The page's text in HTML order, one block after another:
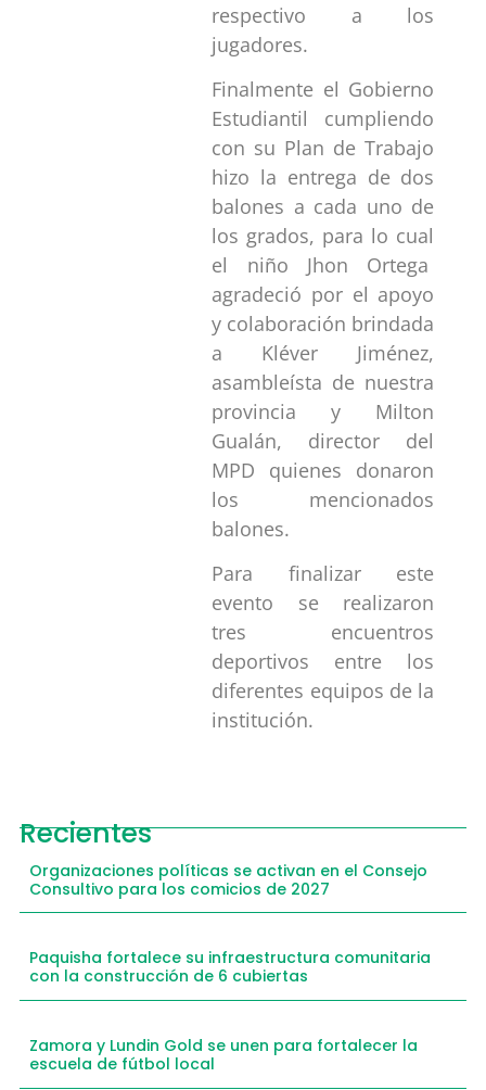
respectivo a los
jugadores.
Finalmente el Gobierno
Estudiantil cumpliendo
con su Plan de Trabajo
hizo la entrega de dos
balones a cada uno de
los grados, para lo cual
el niño Jhon Ortega
agradeció por el apoyo
y colaboración brindada
a Kléver Jiménez,
asambleísta de nuestra
provincia y Milton
Gualán, director del
MPD quienes donaron
los mencionados
balones.
Para finalizar este
evento se realizaron
tres encuentros
deportivos entre los
diferentes equipos de la
institución.
Recientes
Organizaciones políticas se activan en el Consejo
Consultivo para los comicios de 2027
Paquisha fortalece su infraestructura comunitaria
con la construcción de 6 cubiertas
Zamora y Lundin Gold se unen para fortalecer la
escuela de fútbol local